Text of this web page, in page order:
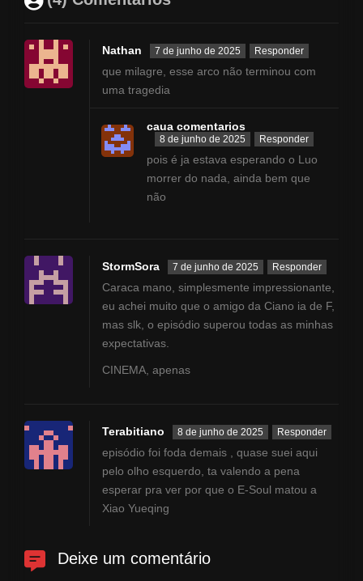
Nathan 7 de junho de 2025 Responder
que milagre, esse arco não terminou com
uma tragedia
caua comentarios
8 de junho de 2025 Responder
pois é ja estava esperando o Luo
morrer do nada, ainda bem que
não
StormSora 7 de junho de 2025 Responder
Caraca mano, simplesmente impressionante,
eu achei muito que o amigo da Ciano ia de F,
mas slk, o episódio superou todas as minhas
expectativas.
CINEMA, apenas
Terabitiano 8 de junho de 2025 Responder
episódio foi foda demais , quase suei aqui
pelo olho esquerdo, ta valendo a pena
esperar pra ver por que o E-Soul matou a
Xiao Yueqing
Deixe um comentário